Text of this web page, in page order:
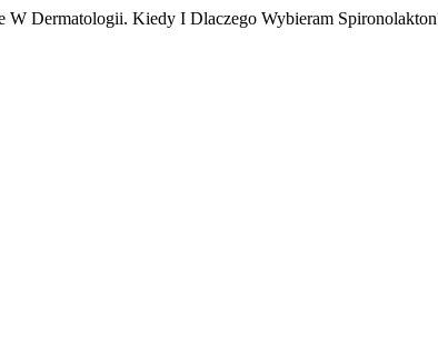
W Dermatologii. Kiedy I Dlaczego Wybieram